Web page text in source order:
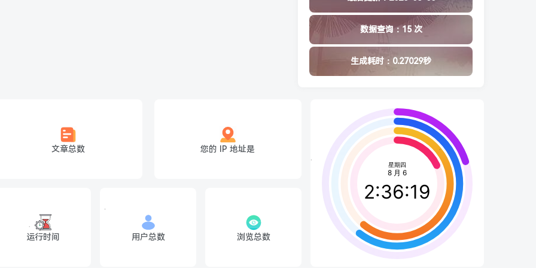
数据查询：15 次
生成耗时：0.27029秒
运行时间 用户总数 浏览总数
文章总数 您的 IP 地址是